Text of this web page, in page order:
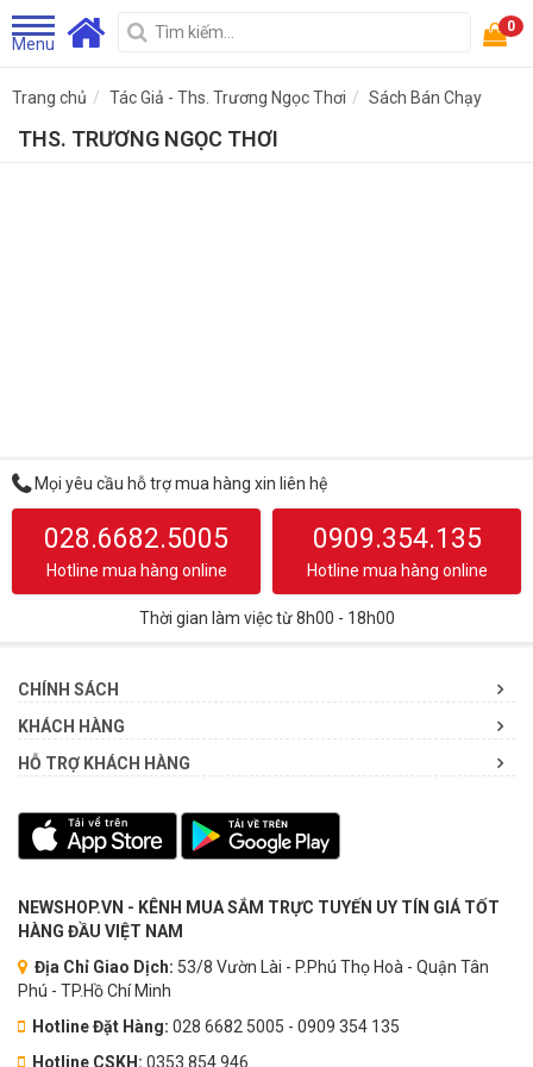
Menu
0
Trang chủ Tác Giả - Ths. Trương Ngọc Thơi Sách Bán Chạy
THS. TRƯƠNG NGỌC THƠI
Mọi yêu cầu hỗ trợ mua hàng xin liên hệ
028.6682.5005
Hotline mua hàng online
0909.354.135
Hotline mua hàng online
Thời gian làm việc từ 8h00 - 18h00
CHÍNH SÁCH
KHÁCH HÀNG
HỖ TRỢ KHÁCH HÀNG
NEWSHOP.VN - KÊNH MUA SẮM TRỰC TUYẾN UY TÍN GIÁ TỐT
HÀNG ĐẦU VIỆT NAM
Địa Chỉ Giao Dịch: 53/8 Vườn Lài - P.Phú Thọ Hoà - Quận Tân
Phú - TP.Hồ Chí Minh
Hotline Đặt Hàng: 028 6682 5005 - 0909 354 135
Hotline CSKH: 0353.854.946